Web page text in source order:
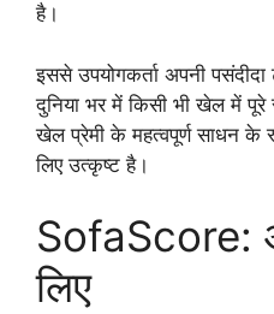
है।
इससे उपयोगकर्ता अपनी
दुनिया भर में किसी भी खेल में
खेल प्रेमी के महत्वपूर्ण साधन
लिए उत्कृष्ट है।
लिए